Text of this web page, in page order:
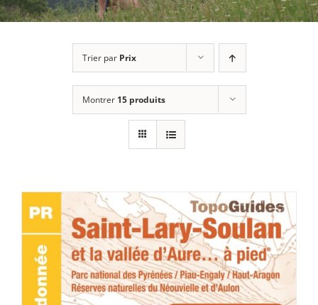
Trier par Prix
Montrer 15 produits